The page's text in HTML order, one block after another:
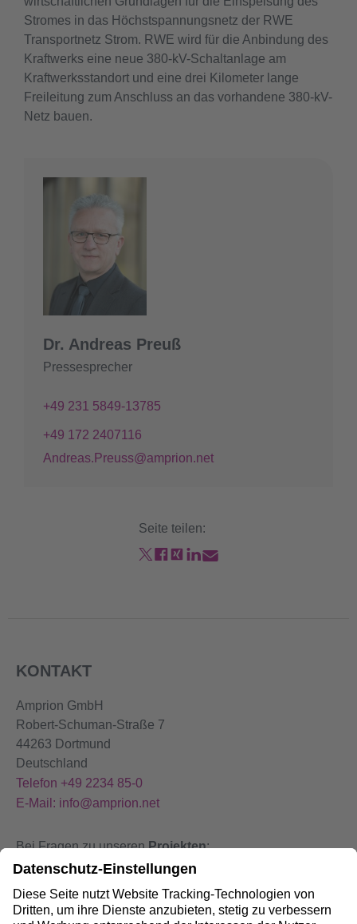
Stromes in das Höchstspannungsnetz der RWE
Transportnetz Strom. RWE wird für die Anbindung des
Kraftwerks eine neue 380-kV-Schaltanlage am
Kraftwerksstandort und eine drei Kilometer lange
Freileitung zum Anschluss an das vorhandene 380-kV-
Netz bauen.
Dr. Andreas Preuß
Pressesprecher
+49 231 5849-13785
+49 172 2407116
Andreas.Preuss@amprion.net
Seite teilen:
KONTAKT
Amprion GmbH
Robert-Schuman-Straße 7
44263 Dortmund
Deutschland
Telefon +49 2234 85-0
E-Mail: info@amprion.net
Bei Fragen zu unserenProjekten:
+49 800 584 9000
BeiStörungen an unseren Anlagen: